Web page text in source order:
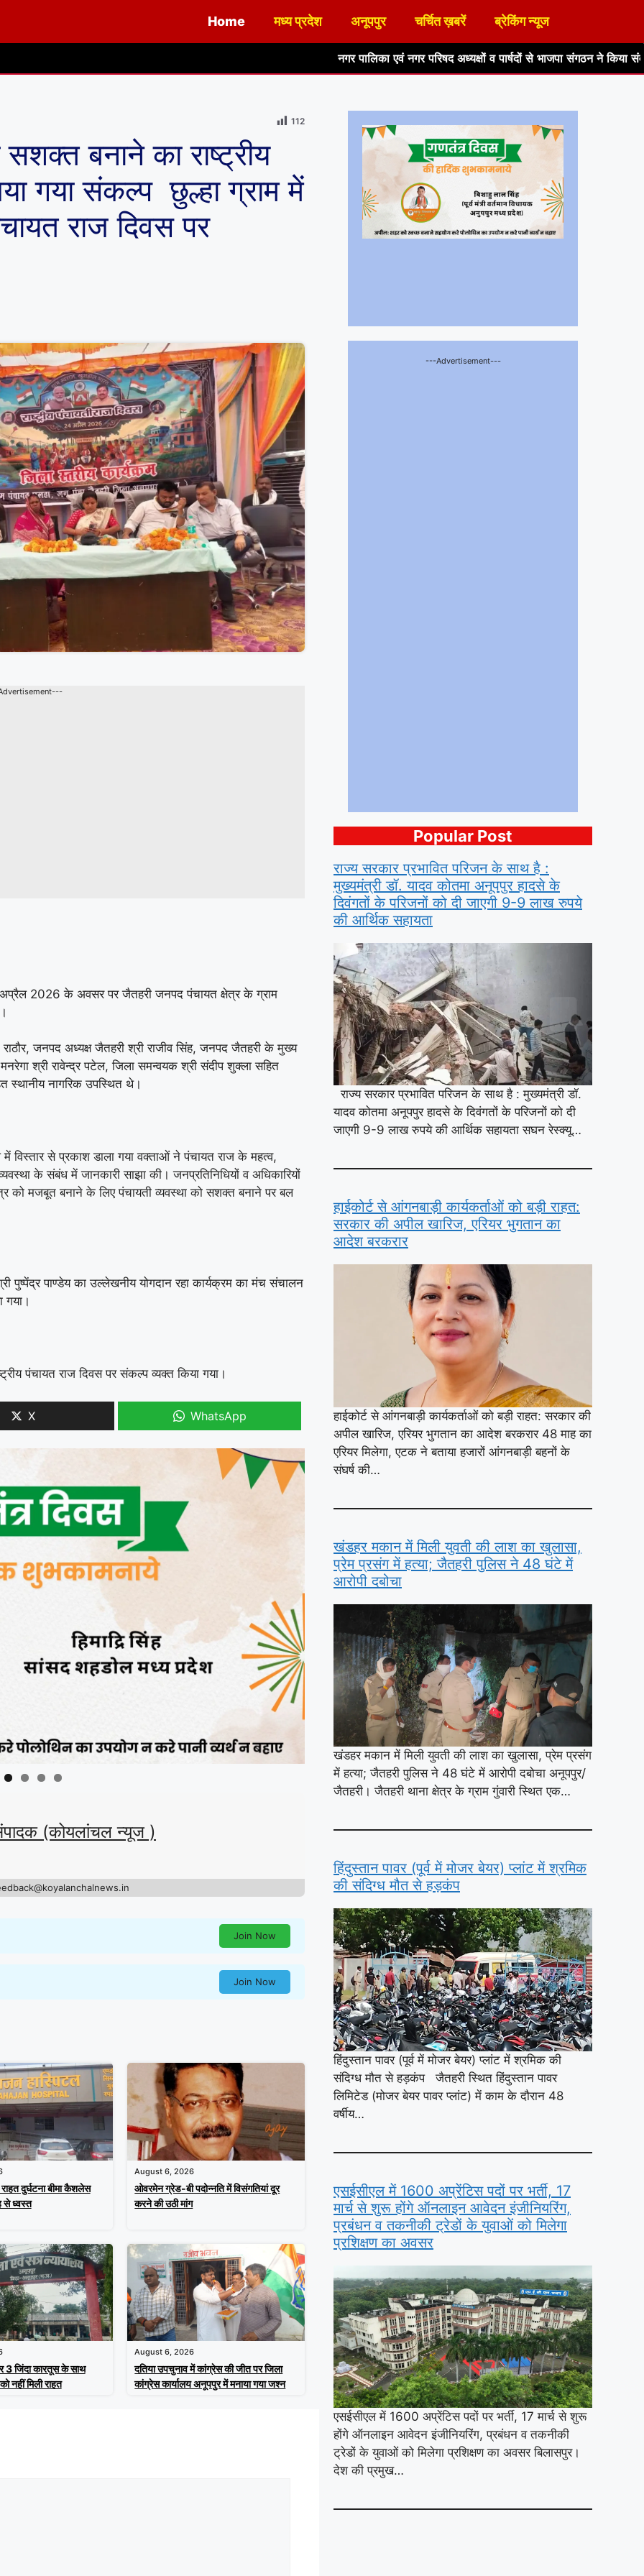
Home मध्य प्रदेश अनूपपुर चर्चित ख़बरें ब्रेकिंग न्यूज
नगर पालिका एवं नगर परिषद अध्यक्षों व पार्षदों से भाजपा संगठन ने किया संवाद, समस्याएं सुनीं
112
बनाने का राष्ट्रीय
गया संकल्प छुल्हा ग्राम में
राज दिवस पर
2026 के अवसर पर जैतहरी जनपद पंचायत क्षेत्र के ग्राम
राठौर, जनपद अध्यक्ष जैतहरी श्री राजीव सिंह, जनपद जैतहरी के मुख्य
श्री रावेन्द्र पटेल, जिला समन्वयक श्री संदीप शुक्ला सहित
स्थानीय नागरिक उपस्थित थे।
में विस्तार से प्रकाश डाला गया वक्ताओं ने पंचायत राज के महत्व,
के संबंध में जानकारी साझा की। जनप्रतिनिधियों व अधिकारियों
को मजबूत बनाने के लिए पंचायती व्यवस्था को सशक्त बनाने पर बल
पाण्डेय का उल्लेखनीय योगदान रहा कार्यक्रम का मंच संचालन
गया।
पंचायत राज दिवस पर संकल्प व्यक्त किया गया।
X WhatsApp
(कोयलांचल न्यूज )
Join Now
Join Now
दुर्घटना बीमा कैशलेस
से ध्वस्त
August 6, 2026
ओवरमेन ग्रेड-बी पदोन्नति में विसंगतियां दूर
करने की उठी मांग
3 जिंदा कारतूस के साथ
नहीं मिली राहत
August 6, 2026
दतिया उपचुनाव में कांग्रेस की जीत पर जिला
कांग्रेस कार्यालय अनूपपुर में मनाया गया जश्न
---Advertisement---
Popular Post
राज्य सरकार प्रभावित परिजन के साथ है :
मुख्यमंत्री डॉ. यादव कोतमा अनूपपुर हादसे के
दिवंगतों के परिजनों को दी जाएगी 9-9 लाख रुपये
की आर्थिक सहायता
राज्य सरकार प्रभावित परिजन के साथ है : मुख्यमंत्री डॉ.
यादव कोतमा अनूपपुर हादसे के दिवंगतों के परिजनों को दी
जाएगी 9-9 लाख रुपये की आर्थिक सहायता सघन रेस्क्यू…
हाईकोर्ट से आंगनबाड़ी कार्यकर्ताओं को बड़ी राहत:
सरकार की अपील खारिज, एरियर भुगतान का
आदेश बरकरार
हाईकोर्ट से आंगनबाड़ी कार्यकर्ताओं को बड़ी राहत: सरकार की
अपील खारिज, एरियर भुगतान का आदेश बरकरार 48 माह का
एरियर मिलेगा, एटक ने बताया हजारों आंगनबाड़ी बहनों के
संघर्ष की…
खंडहर मकान में मिली युवती की लाश का खुलासा,
प्रेम प्रसंग में हत्या; जैतहरी पुलिस ने 48 घंटे में
आरोपी दबोचा
खंडहर मकान में मिली युवती की लाश का खुलासा, प्रेम प्रसंग
में हत्या; जैतहरी पुलिस ने 48 घंटे में आरोपी दबोचा अनूपपुर/
जैतहरी। जैतहरी थाना क्षेत्र के ग्राम गुंवारी स्थित एक…
हिंदुस्तान पावर (पूर्व में मोजर बेयर) प्लांट में श्रमिक
की संदिग्ध मौत से हड़कंप
हिंदुस्तान पावर (पूर्व में मोजर बेयर) प्लांट में श्रमिक की
संदिग्ध मौत से हड़कंप जैतहरी स्थित हिंदुस्तान पावर
लिमिटेड (मोजर बेयर पावर प्लांट) में काम के दौरान 48
वर्षीय…
एसईसीएल में 1600 अप्रेंटिस पदों पर भर्ती, 17
मार्च से शुरू होंगे ऑनलाइन आवेदन इंजीनियरिंग,
प्रबंधन व तकनीकी ट्रेडों के युवाओं को मिलेगा
प्रशिक्षण का अवसर
एसईसीएल में 1600 अप्रेंटिस पदों पर भर्ती, 17 मार्च से शुरू
होंगे ऑनलाइन आवेदन इंजीनियरिंग, प्रबंधन व तकनीकी
ट्रेडों के युवाओं को मिलेगा प्रशिक्षण का अवसर बिलासपुर।
देश की प्रमुख…